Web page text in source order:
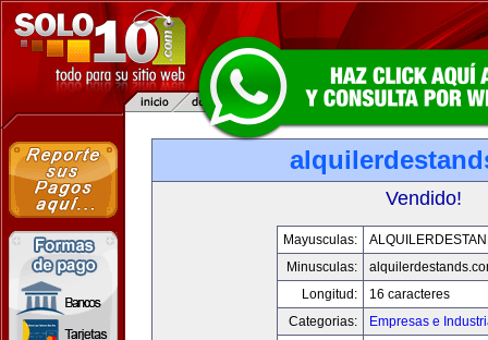
Vendido!
Mayusculas:
Minusculas:
Longitud:
16 caracteres
Categorias:
Empresas e